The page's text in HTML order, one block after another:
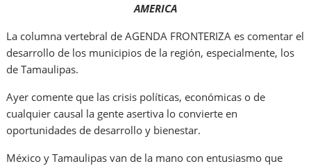
AMERICA
La columna vertebral de AGENDA FRONTERIZA es comentar el
desarrollo de los municipios de la región, especialmente, los
de Tamaulipas.
Ayer comente que las crisis políticas, económicas o de
cualquier causal la gente asertiva lo convierte en
oportunidades de desarrollo y bienestar.
México y Tamaulipas van de la mano con entusiasmo que